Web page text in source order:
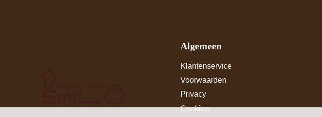
Algemeen
Klantenservice
Voorwaarden
Privacy
Cookies